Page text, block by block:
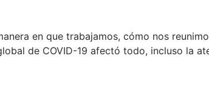
en que trabajamos, cómo nos
de COVID-19 afectó todo, incluso la